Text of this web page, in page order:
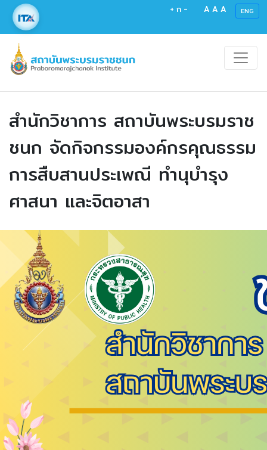
+ ก - A A A ENG
สำนักวิชาการ สถาบันพระบรมราช
ชนก จัดกิจกรรมองค์กรคุณธรรม
การสืบสานประเพณี ทำนุบำรุง
ศาสนา และจิตอาสา